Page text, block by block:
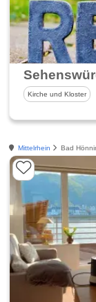
Kirche und Kloster
Mittelrhein Bad